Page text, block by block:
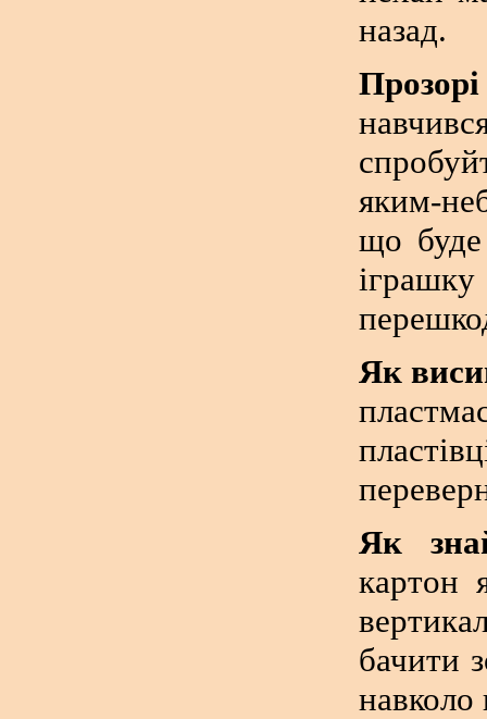
назад.
яким-
що буде
Як
Як
картон
бачити
навколо